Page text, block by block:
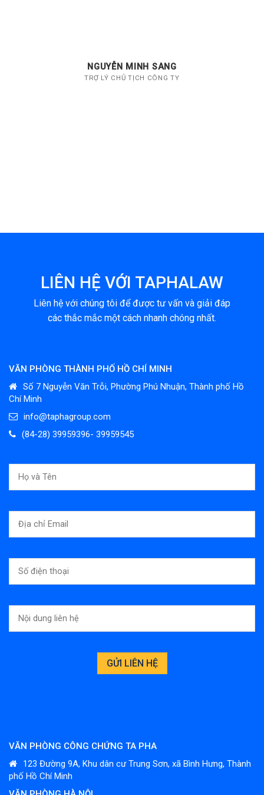
NGUYỄN MINH SANG
TRỢ LÝ CHỦ TỊCH CÔNG TY
LIÊN HỆ VỚI TAPHALAW
Liên hệ với chúng tôi để được tư vấn và giải đáp
các thắc mắc một cách nhanh chóng nhất.
VĂN PHÒNG THÀNH PHỐ HỒ CHÍ MINH
Số 7 Nguyễn Văn Trỗi, Phường Phú Nhuận, Thành phố Hồ
Chí Minh
info@taphagroup.com
(84-28) 39959396- 39959545
VĂN PHÒNG CÔNG CHỨNG TA PHA
123 Đường 9A, Khu dân cư Trung Sơn, xã Bình Hưng, Thành
phố Hồ Chí Minh